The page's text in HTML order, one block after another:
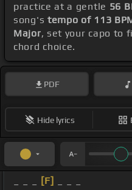
practice at a gentle 56
song's tempo of 113
Major, set your capo to
chord choice.
PDF
Hide lyrics
[F]